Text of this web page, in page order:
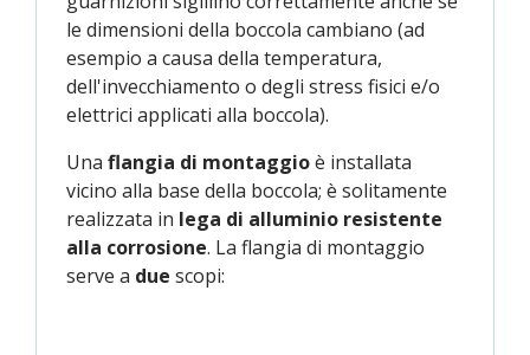
le dimensioni della boccola cambiano (ad
esempio a causa della temperatura,
dell'invecchiamento o degli stress fisici e/o
elettrici applicati alla boccola).
Una flangia di montaggioè installata
vicino alla base della boccola; è solitamente
realizzata in lega di alluminio resistente
alla corrosione. La flangia di montaggio
serve a due scopi: